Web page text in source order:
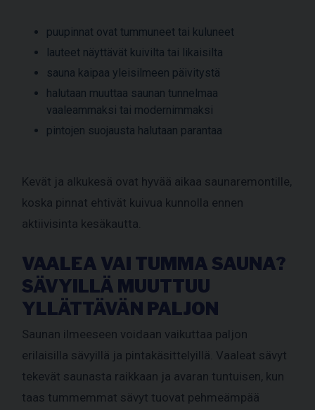
puupinnat ovat tummuneet tai kuluneet
lauteet näyttävät kuivilta tai likaisilta
sauna kaipaa yleisilmeen päivitystä
halutaan muuttaa saunan tunnelmaa
vaaleammaksi tai modernimmaksi
pintojen suojausta halutaan parantaa
Kevät ja alkukesä ovat hyvää aikaa saunaremontille,
koska pinnat ehtivät kuivua kunnolla ennen
aktiivisinta kesäkautta.
VAALEA VAI TUMMA SAUNA?
SÄVYILLÄ MUUTTUU
YLLÄTTÄVÄN PALJON
Saunan ilmeeseen voidaan vaikuttaa paljon
erilaisilla sävyillä ja pintakäsittelyillä. Vaaleat sävyt
tekevät saunasta raikkaan ja avaran tuntuisen, kun
taas tummemmat sävyt tuovat pehmeämpää